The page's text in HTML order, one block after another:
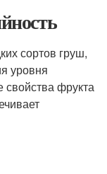
сортов груш,
уровня
фрукта